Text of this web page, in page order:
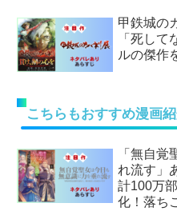
甲鉄城の
「死して
ルの傑作
こちらもおすすめ漫画
「無自
れ流す」
計100万
化！落ち